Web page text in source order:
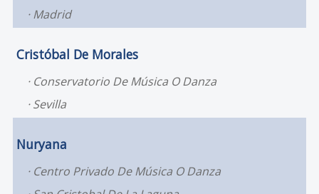
Madrid
Cristóbal De Morales
Conservatorio De Música O Danza
Sevilla
Nuryana
Centro Privado De Música O Danza